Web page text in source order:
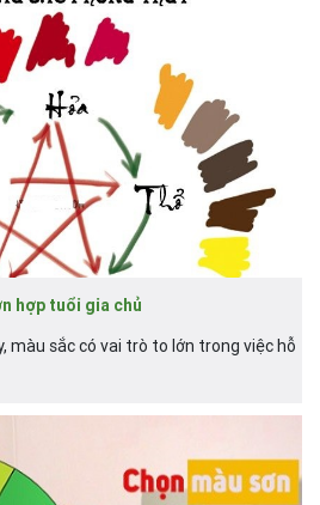
hợp tuổi gia chủ
màu sắc có vai trò to lớn trong việc hỗ